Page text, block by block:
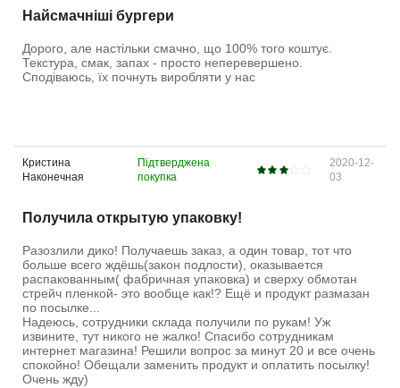
Найсмачніші бургери
Дорого, але настільки смачно, що 100% того коштує.
Текстура, смак, запах - просто неперевершено.
Сподіваюсь, їх почнуть виробляти у нас
Кристина
Наконечная
Підтверджена
покупка
2020-12-
03
Получила открытую упаковку!
Разозлили дико! Получаешь заказ, а один товар, тот что
больше всего ждёшь(закон подлости), оказывается
распакованным( фабричная упаковка) и сверху обмотан
стрейч пленкой- это вообще как!? Ещё и продукт размазан
по посылке...
Надеюсь, сотрудники склада получили по рукам! Уж
извините, тут никого не жалко! Спасибо сотрудникам
интернет магазина! Решили вопрос за минут 20 и все очень
спокойно! Обещали заменить продукт и оплатить посылку!
Очень жду)